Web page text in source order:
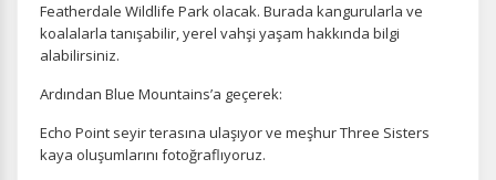
Featherdale Wildlife Park olacak. Burada kangurularla ve
koalalarla tanışabilir, yerel vahşi yaşam hakkında bilgi
alabilirsiniz.
Ardından Blue Mountains’a geçerek:
Echo Point seyir terasına ulaşıyor ve meşhur Three Sisters
kaya oluşumlarını fotoğraflıyoruz.